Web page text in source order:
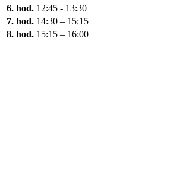
6. hod. 12:45 - 13:30
7. hod. 14:30 – 15:15
8. hod. 15:15 – 16:00